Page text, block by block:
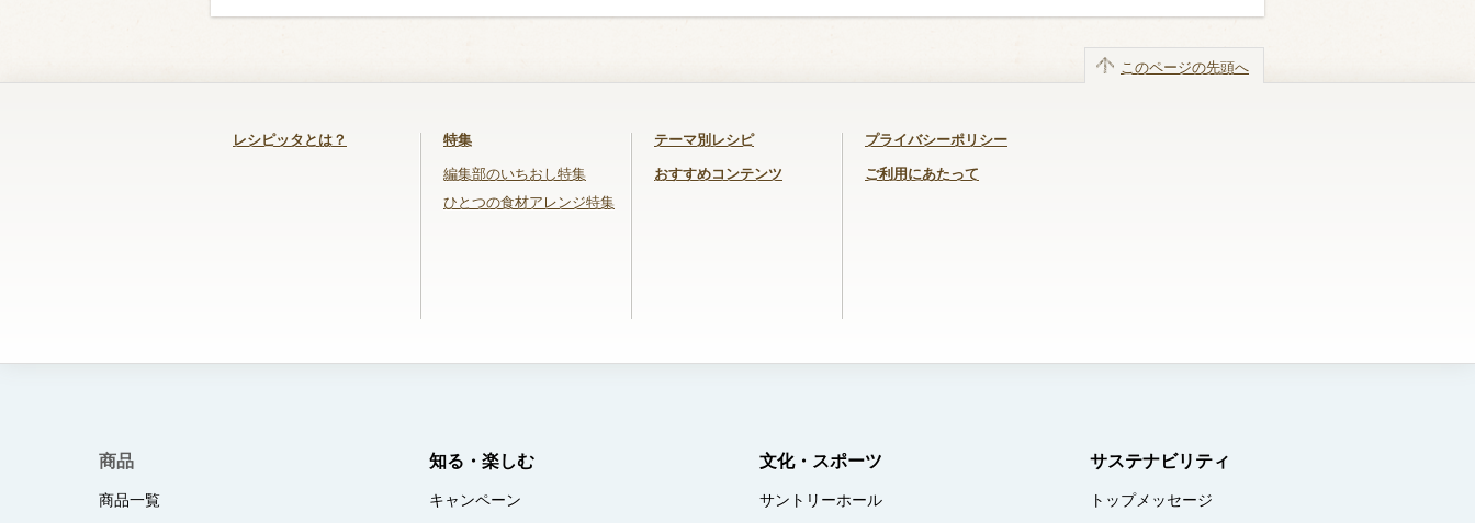
レシピッタとは？ 特集
編集部のいちおし特集
ひとつの食材アレンジ特集
テーマ別レシピ
おすすめコンテンツ
プライバシーポリシー
ご利用にあたって
このページの先頭へ
商品
商品一覧
知る・楽しむ
キャンペーン
文化・スポーツ
サントリーホール
サステナビリティ
トップメッセージ